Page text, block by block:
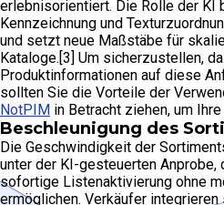
erlebnisorientiert. Die Rolle der KI
Kennzeichnung und
und setzt neue Maßstäbe für
Kataloge.[3] Um sicherzustellen,
Produktinformationen auf diese
sollten Sie die Vorteile der
NotPIM in Betracht ziehen, um
Beschleunigung des
Die Geschwindigkeit der
unter der KI-gesteuerten Anprobe,
sofortige Listenaktivierung ohne
ermöglichen. Verkäufer